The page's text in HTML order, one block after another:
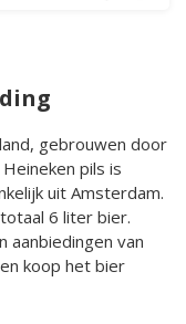
gebrouwen door
pils is
uit Amsterdam.
6 liter bier.
aanbiedingen van
koop het bier